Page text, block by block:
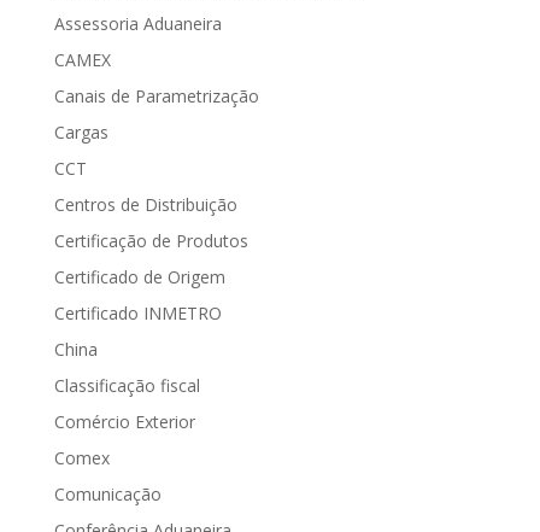
Assessoria Aduaneira
CAMEX
Canais de Parametrização
Cargas
CCT
Centros de Distribuição
Certificação de Produtos
Certificado de Origem
Certificado INMETRO
China
Classificação fiscal
Comércio Exterior
Comex
Comunicação